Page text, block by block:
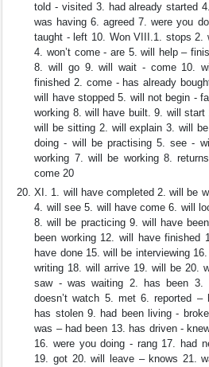
told - visited 3. had already started
was having 6. agreed 7. were you
taught - left 10. Won VIII.1. stops 2.
4. won’t come - are 5. will help –
8. will go 9. will wait - come 10.
finished 2. come - has already
will have stopped 5. will not begin -
working 8. will have built. 9. will
will be sitting 2. will explain 3. will
doing - will be practising 5. see -
working 7. will be working 8.
come 20
XI. 1. will have completed 2. will be
4. will see 5. will have come 6. will
8. will be practicing 9. will have
been working 12. will have finished
have done 15. will be interviewing
writing 18. will arrive 19. will be 20.
saw - was waiting 2. has been 3.
doesn’t watch 5. met 6. reported –
has stolen 9. had been living -
was – had been 13. has driven -
16. were you doing - rang 17. had
19. got 20. will leave – knows 21.